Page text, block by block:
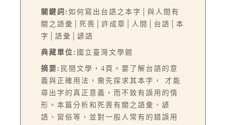
關鍵詞: 如何寫出台語之本字│與人間有
關之語彙│死喪│許成章│人間│台語│本
字│語彙│諺語
典藏單位: 國立臺灣文學館
摘要: 民間文學，4頁。要了解台語的意
義與正確用法，需先探求其本字， 才能
尋出字的真正意義，而不致有誤用的情
形。本篇分析和死喪有關之語彙、諺
語、習俗等，並對一般人常有的錯誤用